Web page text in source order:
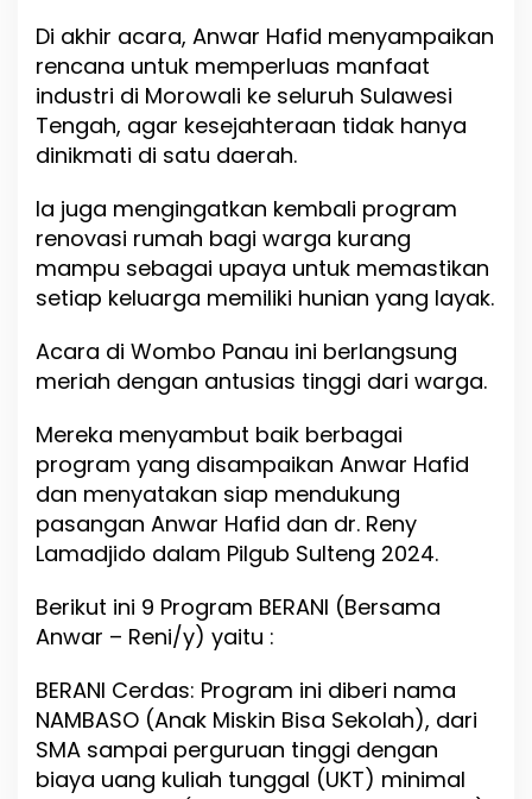
Di akhir acara, Anwar Hafid menyampaikan
rencana untuk memperluas manfaat
industri di Morowali ke seluruh Sulawesi
Tengah, agar kesejahteraan tidak hanya
dinikmati di satu daerah.
Ia juga mengingatkan kembali program
renovasi rumah bagi warga kurang
mampu sebagai upaya untuk memastikan
setiap keluarga memiliki hunian yang layak.
Acara di Wombo Panau ini berlangsung
meriah dengan antusias tinggi dari warga.
Mereka menyambut baik berbagai
program yang disampaikan Anwar Hafid
dan menyatakan siap mendukung
pasangan Anwar Hafid dan dr. Reny
Lamadjido dalam Pilgub Sulteng 2024.
Berikut ini 9 Program BERANI (Bersama
Anwar – Reni/y) yaitu :
BERANI Cerdas: Program ini diberi nama
NAMBASO (Anak Miskin Bisa Sekolah), dari
SMA sampai perguruan tinggi dengan
biaya uang kuliah tunggal (UKT) minimal